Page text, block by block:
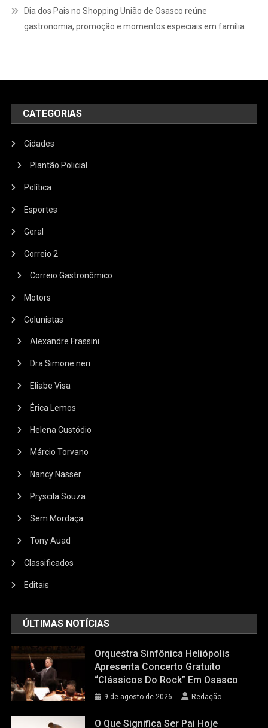
Dia dos Pais no Shopping União de Osasco reúne
gastronomia, promoção e momentos especiais em família
CATEGORIAS
Cidades
Plantão Policial
Política
Esportes
Geral
Correio 2
Correio Gastronômico
Motors
Colunistas
Alexandre Frassini
Dra Simone neri
Eliabe Visa
Érica Lemos
Helena Custódio
Márcio Torvano
Nancy Nasser
Pryscila Souza
Sem Mordaça
Tony Auad
Classificados
Editais
ÚLTIMAS NOTÍCIAS
Orquestra Sinfônica Heliópolis
Apresenta Concerto Gratuito
“Clássicos Do Rock” Em Osasco
9 de agosto de 2026 Redação
O Que Significa Ser Pai Hoje